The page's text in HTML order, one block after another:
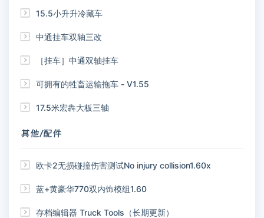
 15.5小升升冷藏车
 中通挂车双轴三改
 ［挂车］中通双轴挂车
 可拥有的牲畜运输拖车 - V1.55
 17.5米宏犇大板三轴
其他/配件
 欧卡2无损碰撞伤害测试No injury collision1.60x
 蓝+黄豪华770双内饰模组1.60
 存档编辑器 Truck Tools（长期更新）